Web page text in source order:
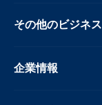
その他のビジネス
企業情報